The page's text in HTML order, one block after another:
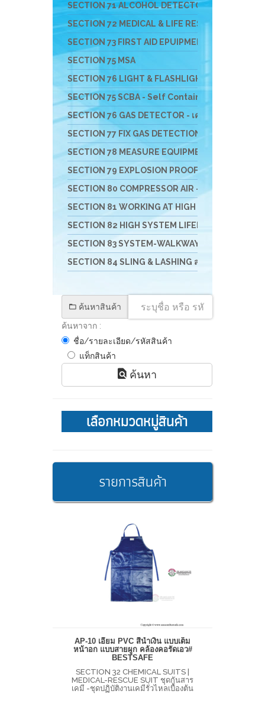
SECTION 71 ALCOHOL DETECTOR อุปกรณ์ตรวจ
SECTION 72 MEDICAL & LIFE RESCUE DEVICE
SECTION 73 FIRST AID EPUIPMENT-อุปกรณ์ปฐมพ
SECTION 75 MSA
SECTION 76 LIGHT & FLASHLIGHT - ไฟฟ้า ไฟฉ
SECTION 75 SCBA - Self Contained Breathing
SECTION 76 GAS DETECTOR - เครื่องมือวัดแก๊ส
SECTION 77 FIX GAS DETECTION SYSTEM - เค
SECTION 78 MEASURE EQUIPMENTS เครื่องวัดสิ่
SECTION 79 EXPLOSION PROOF VENTULATE
SECTION 80 COMPRESSOR AIR - เครื่องอัดอากา
SECTION 81 WORKING AT HIGH อุปกรณ์งานที่สูง
SECTION 82 HIGH SYSTEM LIFELINE อุปกรณ์สำ
SECTION 83 SYSTEM-WALKWAY-GATE-STATION
SECTION 84 SLING & LASHING สลิง อุปกรณ์การยก
ค้นหาสินค้า
ค้นหาจาก :
ชื่อ/รายละเอียด/รหัสสินค้า
แท็กสินค้า
ค้นหา
เลือกหมวดหมู่สินค้า
รายการสินค้า
AP-10 เอี๊ยม PVC สีน้ำเงิน แบบเต็ม
หน้าอก แบบสายผูก คล้องคอรัดเอว#
BESTSAFE
SECTION 32 CHEMICAL SUITS |
MEDICAL-RESCUE SUIT ชุดกันสาร
เคมี -ชุดปฏิบัติงานเคมีรั่วไหลเบื้องต้น